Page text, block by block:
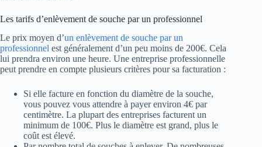
Les tarifs d’enlèvement de souche par un professionnel
Le prix moyen d’un enlèvement de souche par un
professionnel est généralement d’un peu moins de 200€. Cela
lui prendra environ une heure. Une entreprise professionnelle
peut prendre en compte plusieurs critères pour sa facturation :
Si elle facture en fonction du diamètre de la souche,
vous pouvez vous attendre à payer environ 4€ par
centimètre. La plupart des entreprises facturent un
minimum de 100€. Plus le diamètre est grand, plus le
coût est élevé.